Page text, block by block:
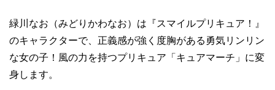
緑川なお（みどりかわなお）は『スマイルプリキュア！』
のキャラクターで、正義感が強く度胸がある勇気リンリン
な女の子！風の力を持つプリキュア「キュアマーチ」に変
身します。